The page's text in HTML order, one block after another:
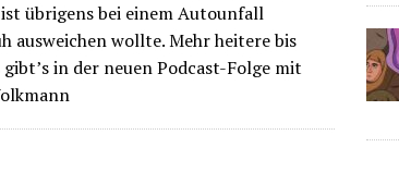
übrigens bei einem Autounfall
ausweichen wollte. Mehr heitere bis
in der neuen Podcast-Folge mit